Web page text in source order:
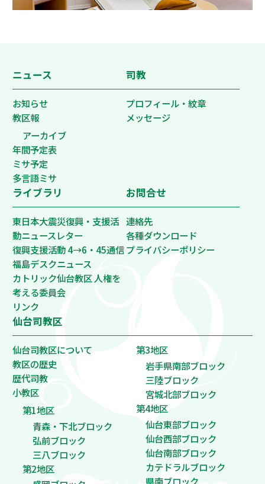
ニュース
お知らせ
教区報
アーカイブ
年間予定表
ミサ予定
多言語ミサ
司教
プロフィール・紋章
メッセージ
ライブラリ
東日本大震災復興・支援活
動ニュースレター
復興支援活動 4→6・45通信
福島デスクニュース
カトリック仙台教区 人権を
考える委員会
リンク
お問合せ
連絡先
各種ダウンロード
プライバシーポリシー
仙台司教区
仙台司教区について
教区の歴史
歴代司教
小教区
第1地区
青森・下北ブロック
弘前ブロック
三八ブロック
第2地区
第3地区
岩手県南部ブロック
三陸ブロック
宮城北部ブロック
第4地区
仙台東部ブロック
仙台西部ブロック
仙台南部ブロック
カテドラルブロック
県南ブロック